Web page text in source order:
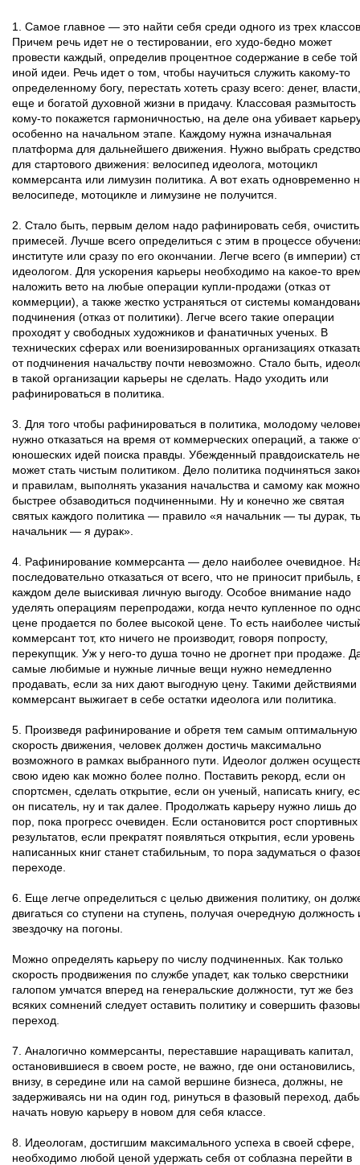
1. Самое главное — это найти себя среди одного из трех
Причем речь идет не о тестировании, его худо-бедно может
провести каждый, определив процентное содержание в себе
иной идеи. Речь идет о том, чтобы научиться служить какому-то
определенному богу, перестать хотеть сразу всего: денег,
еще и богатой духовной жизни в придачу. Классовая размытость
кому-то покажется гармоничностью, на деле она убивает
особенно на начальном этапе. Каждому нужна изначальная
платформа для дальнейшего движения. Нужно выбрать средство
для стартового движения: велосипед идеолога, мотоцикл
коммерсанта или лимузин политика. А вот ехать одновременно
велосипеде, мотоцикле и лимузине не получится.
2. Стало быть, первым делом надо рафинировать себя, очистить
примесей. Лучше всего определиться с этим в процессе
институте или сразу по его окончании. Легче всего (в империи)
идеологом. Для ускорения карьеры необходимо на какое-то
наложить вето на любые операции купли-продажи (отказ от
коммерции), а также жестко устраняться от системы
подчинения (отказ от политики). Легче всего такие операции
проходят у свободных художников и фанатичных ученых. В
технических сферах или военизированных организациях
от подчинения начальству почти невозможно. Стало быть,
в такой организации карьеры не сделать. Надо уходить или
рафинироваться в политика.
3. Для того чтобы рафинироваться в политика, молодому
нужно отказаться на время от коммерческих операций, а также
юношеских идей поиска правды. Убежденный правдоискатель не
может стать чистым политиком. Дело политика подчиняться
и правилам, выполнять указания начальства и самому как можно
быстрее обзаводиться подчиненными. Ну и конечно же святая
святых каждого политика — правило «я начальник — ты дурак,
начальник — я дурак».
4. Рафинирование коммерсанта — дело наиболее очевидное.
последовательно отказаться от всего, что не приносит прибыль,
каждом деле выискивая личную выгоду. Особое внимание надо
уделять операциям перепродажи, когда нечто купленное по
цене продается по более высокой цене. То есть наиболее
коммерсант тот, кто ничего не производит, говоря попросту,
перекупщик. Уж у него-то душа точно не дрогнет при продаже.
самые любимые и нужные личные вещи нужно немедленно
продавать, если за них дают выгодную цену. Такими действиями
коммерсант выжигает в себе остатки идеолога или политика.
5. Произведя рафинирование и обретя тем самым оптимальную
скорость движения, человек должен достичь максимально
возможного в рамках выбранного пути. Идеолог должен
свою идею как можно более полно. Поставить рекорд, если он
спортсмен, сделать открытие, если он ученый, написать книгу,
он писатель, ну и так далее. Продолжать карьеру нужно лишь до
пор, пока прогресс очевиден. Если остановится рост спортивных
результатов, если прекратят появляться открытия, если уровень
написанных книг станет стабильным, то пора задуматься о
переходе.
6. Еще легче определиться с целью движения политику, он
двигаться со ступени на ступень, получая очередную должность
звездочку на погоны.
Можно определять карьеру по числу подчиненных. Как только
скорость продвижения по службе упадет, как только сверстники
галопом умчатся вперед на генеральские должности, тут же без
всяких сомнений следует оставить политику и совершить
переход.
7. Аналогично коммерсанты, переставшие наращивать капитал,
остановившиеся в своем росте, не важно, где они остановились,
внизу, в середине или на самой вершине бизнеса, должны, не
задерживаясь ни на один год, ринуться в фазовый переход,
начать новую карьеру в новом для себя классе.
8. Идеологам, достигшим максимального успеха в своей сфере,
необходимо любой ценой удержать себя от соблазна перейти в